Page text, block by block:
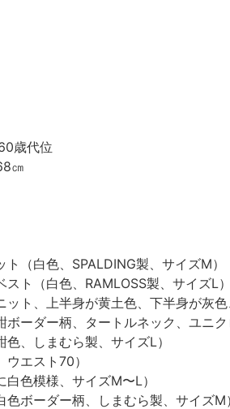
歳代位
㎝
ト（白色、SPALDING製、サイズM）
スト（白色、RAMLOSS製、サイズL）
ット、上半身が黄土色、下半身が灰
ボーダー柄、タートルネック、ユニク
、しまむら製、サイズL）
ウエスト70）
白色模様、サイズM〜L）
色ボーダー柄、しまむら製、サイズM）